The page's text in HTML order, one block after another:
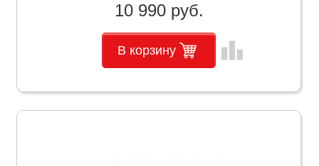
10 990 руб.
В корзину leaderboard